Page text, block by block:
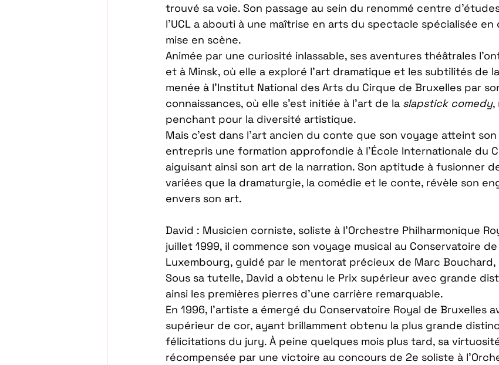
trouvé sa voie. Son passage au sein du renommé centre
l’UCL a abouti à une maîtrise en arts du spectacle spécialisée
mise en scène.
Animée par une curiosité inlassable, ses aventures théâtrales
et à Minsk, où elle a exploré l’art dramatique et les subtilités de
menée à l’Institut National des Arts du Cirque de Bruxelles par
connaissances, où elle s’est initiée à l’art de la slapstick comedy,
penchant pour la diversité artistique.
Mais c’est dans l’art ancien du conte que son voyage atteint son
entrepris une formation approfondie à l’École Internationale du
aiguisant ainsi son art de la narration. Son aptitude à fusionner
variées que la dramaturgie, la comédie et le conte, révèle son
envers son art.
David : Musicien corniste, soliste à l’Orchestre Philharmonique
juillet 1999, il commence son voyage musical au Conservatoire de
Luxembourg, guidé par le mentorat précieux de Marc Bouchard,
Sous sa tutelle, David a obtenu le Prix supérieur avec grande
ainsi les premières pierres d’une carrière remarquable.
En 1996, l’artiste a émergé du Conservatoire Royal de Bruxelles
supérieur de cor, ayant brillamment obtenu la plus grande
félicitations du jury. À peine quelques mois plus tard, sa
récompensée par une victoire au concours de 2e soliste à